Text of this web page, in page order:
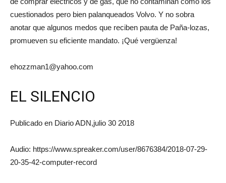
cuestionados pero bien palanqueados Volvo. Y no sobra
anotar que algunos medos que reciben pauta de Paña-lozas,
promueven su eficiente mandato. ¡Qué vergüenza!
ehozzman1@yahoo.com
EL SILENCIO
Publicado en Diario ADN,julio 30 2018
Audio: https://www.spreaker.com/user/8676384/2018-07-29-
20-35-42-computer-record